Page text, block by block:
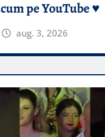
pe YouTube ♥️
aug. 3, 2026